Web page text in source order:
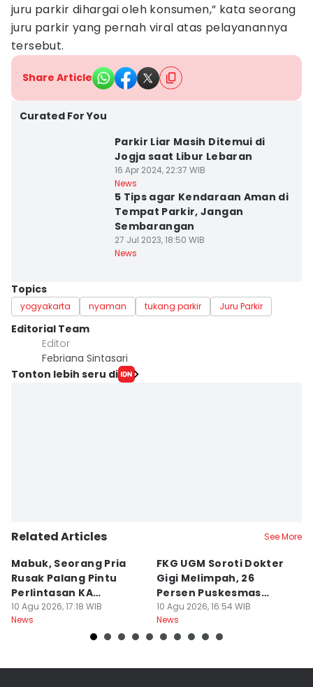
juru parkir dihargai oleh konsumen,” kata seorang
juru parkir yang pernah viral atas pelayanannya
tersebut.
Share Article
Curated For You
Parkir Liar Masih Ditemui di
Jogja saat Libur Lebaran
16 Apr 2024, 22:37 WIB
News
5 Tips agar Kendaraan Aman di
Tempat Parkir, Jangan
Sembarangan
27 Jul 2023, 18:50 WIB
News
Topics
yogyakarta nyaman tukang parkir Juru Parkir
Editorial Team
Editor
Febriana Sintasari
Tonton lebih seru di
Related Articles See More
Mabuk, Seorang Pria
Rusak Palang Pintu
Perlintasan KA
Banyuraden
10 Agu 2026, 17:18 WIB
News
FKG UGM Soroti Dokter
Gigi Melimpah, 26
Persen Puskesmas
Kurang Nakes
10 Agu 2026, 16:54 WIB
News